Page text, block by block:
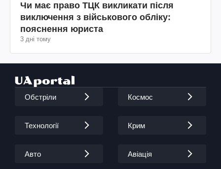
Чи має право ТЦК викликати після
виключення з військового обліку:
пояснення юриста
3 дні тому
Обстріли Космос
Технології Крим
Авто Авіація